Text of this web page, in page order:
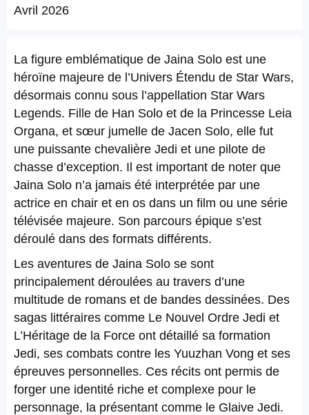
Avril 2026
La figure emblématique de Jaina Solo est une
héroïne majeure de l’Univers Étendu de Star Wars,
désormais connu sous l’appellation Star Wars
Legends. Fille de Han Solo et de la Princesse Leia
Organa, et sœur jumelle de Jacen Solo, elle fut
une puissante chevalière Jedi et une pilote de
chasse d’exception. Il est important de noter que
Jaina Solo n’a jamais été interprétée par une
actrice en chair et en os dans un film ou une série
télévisée majeure. Son parcours épique s’est
déroulé dans des formats différents.
Les aventures de Jaina Solo se sont
principalement déroulées au travers d’une
multitude de romans et de bandes dessinées. Des
sagas littéraires comme Le Nouvel Ordre Jedi et
L’Héritage de la Force ont détaillé sa formation
Jedi, ses combats contre les Yuuzhan Vong et ses
épreuves personnelles. Ces récits ont permis de
forger une identité riche et complexe pour le
personnage, la présentant comme le Glaive Jedi.